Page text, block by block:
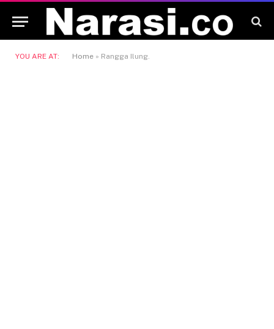
YOU ARE AT: Home » Rangga Ilung.